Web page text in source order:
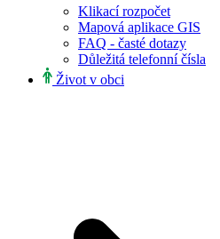
Klikací rozpočet
Mapová aplikace GIS
FAQ - časté dotazy
Důležitá telefonní čísla
Život v obci